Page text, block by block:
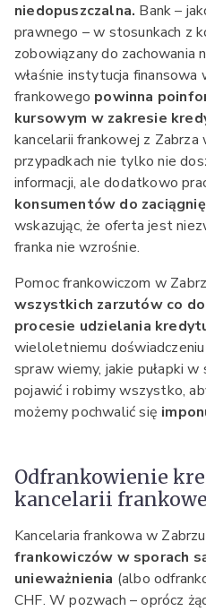
niedopuszczalna. Bank –
prawnego – w stosunkach z
zobowiązany do zachowania
właśnie instytucja
frankowego powinna
kursowym w zakresie
kancelarii frankowej z Zabrza
przypadkach nie tylko nie
informacji, ale dodatkowo
konsumentów do
wskazując, że oferta jest
franka nie wzrośnie.
Pomoc frankowiczom w
wszystkich zarzutów co
procesie udzielania
wieloletniemu
spraw wiemy, jakie pułapki
pojawić i robimy wszystko,
możemy pochwalić się
Odfrankowienie
kancelarii
Kancelaria frankowa w Zabrzu
frankowiczów w sporach
unieważnienia (albo
CHF. W pozwach – oprócz